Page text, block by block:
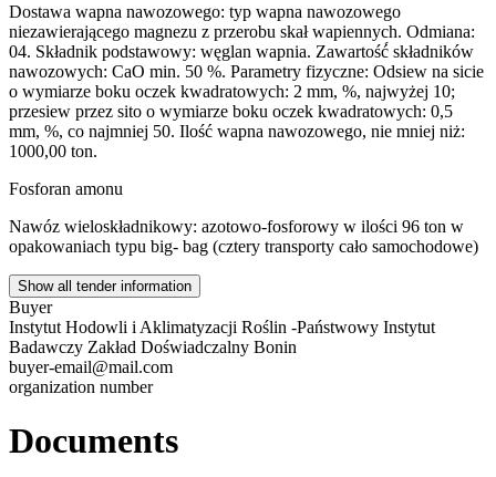
Dostawa wapna nawozowego: typ wapna nawozowego
niezawierającego magnezu z przerobu skał wapiennych. Odmiana:
04. Składnik podstawowy: węglan wapnia. Zawartość́ składników
nawozowych: CaO min. 50 %. Parametry fizyczne: Odsiew na sicie
o wymiarze boku oczek kwadratowych: 2 mm, %, najwyżej 10;
przesiew przez sito o wymiarze boku oczek kwadratowych: 0,5
mm, %, co najmniej 50. Ilość wapna nawozowego, nie mniej niż:
1000,00 ton.
Fosforan amonu
Nawóz wieloskładnikowy: azotowo-fosforowy w ilości 96 ton w
opakowaniach typu big- bag (cztery transporty cało samochodowe)
Show all tender information
Buyer
Instytut Hodowli i Aklimatyzacji Roślin -Państwowy Instytut
Badawczy Zakład Doświadczalny Bonin
buyer-email@mail.com
organization number
Documents